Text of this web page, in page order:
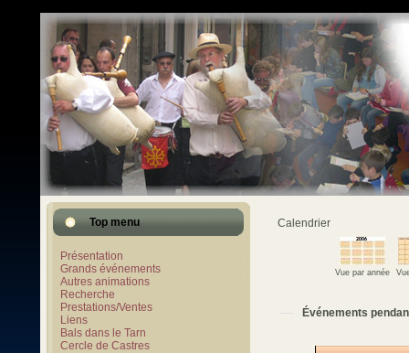
Top menu
Présentation
Grands événements
Autres animations
Recherche
Prestations/Ventes
Liens
Bals dans le Tarn
Cercle de Castres
Calendrier
Vue par année
Événements